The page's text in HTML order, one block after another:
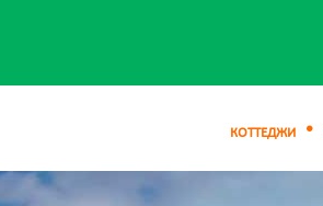
КОТТЕДЖИ